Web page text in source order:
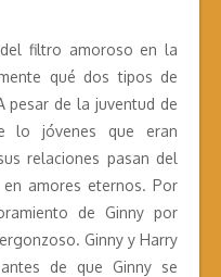
filtro amoroso en la
qué dos tipos de
pesar de la juventud de
lo jóvenes que eran
relaciones pasan del
amores eternos. Por
de Ginny por
Ginny y Harry
de que Ginny se